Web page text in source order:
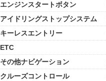
エンジンスタートボタン
アイドリングストップシステム
キーレスエントリー
ETC
その他ナビゲーション
クルーズコントロール